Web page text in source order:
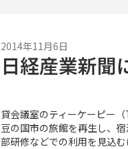
2014年11月6日
日経産業新聞
貸会議室のティーケーピー
豆の国市の旅館を再生し、
部研修などでの利用を見込